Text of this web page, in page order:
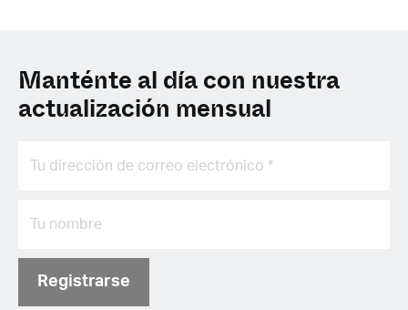
Manténte al día con nuestra
actualización mensual
Registrarse